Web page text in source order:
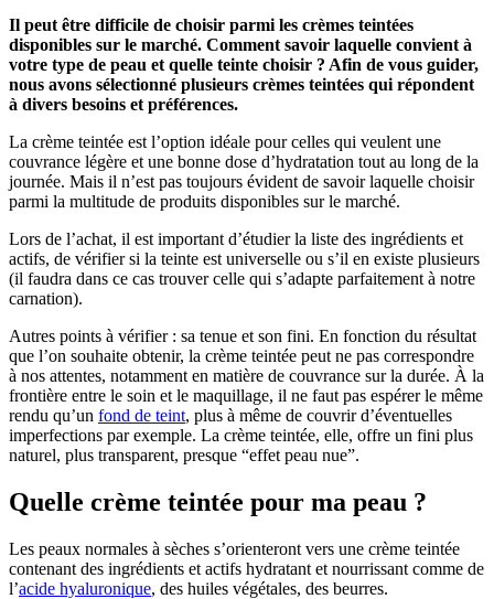
Il peut être difficile de choisir parmi les crèmes teintées
disponibles sur le marché. Comment savoir laquelle convient à
votre type de peau et quelle teinte choisir ? Afin de vous guider,
nous avons sélectionné plusieurs crèmes teintées qui répondent
à divers besoins et préférences.
La crème teintée est l’option idéale pour celles qui veulent une
couvrance légère et une bonne dose d’hydratation tout au long de la
journée. Mais il n’est pas toujours évident de savoir laquelle choisir
parmi la multitude de produits disponibles sur le marché.
Lors de l’achat, il est important d’étudier la liste des ingrédients et
actifs, de vérifier si la teinte est universelle ou s’il en existe plusieurs
(il faudra dans ce cas trouver celle qui s’adapte parfaitement à notre
carnation).
Autres points à vérifier : sa tenue et son fini. En fonction du résultat
que l’on souhaite obtenir, la crème teintée peut ne pas correspondre
à nos attentes, notamment en matière de couvrance sur la durée. À la
frontière entre le soin et le maquillage, il ne faut pas espérer le même
rendu qu’un fond de teint, plus à même de couvrir d’éventuelles
imperfections par exemple. La crème teintée, elle, offre un fini plus
naturel, plus transparent, presque “effet peau nue”.
Quelle crème teintée pour ma peau ?
Les peaux normales à sèches s’orienteront vers une crème teintée
contenant des ingrédients et actifs hydratant et nourrissant comme de
l’acide hyaluronique, des huiles végétales, des beurres.